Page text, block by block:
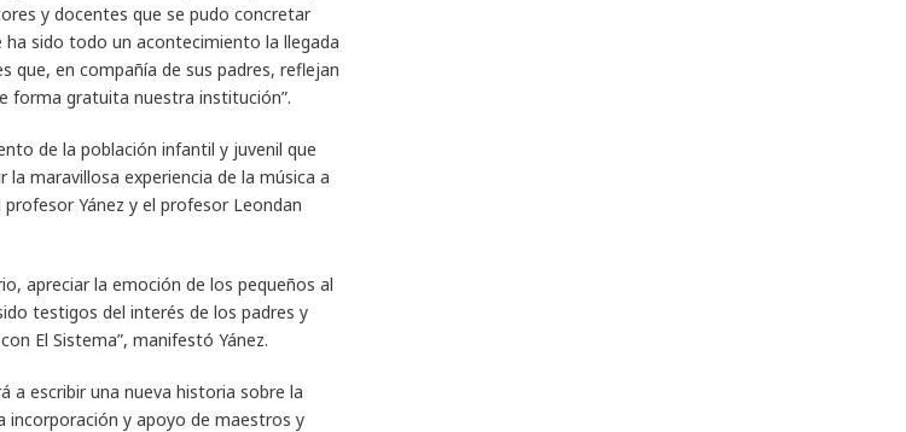
y docentes que se pudo concretar
sido todo un acontecimiento la llegada
que, en compañía de sus padres, reflejan
forma gratuita nuestra institución”.
de la población infantil y juvenil que
maravillosa experiencia de la música a
Yánez y el profesor Leondan
apreciar la emoción de los pequeños al
testigos del interés de los padres y
El Sistema”, manifestó Yánez.
a escribir una nueva historia sobre la
incorporación y apoyo de maestros y